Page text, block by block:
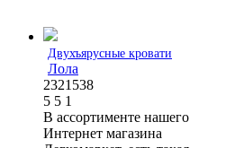
Двухъярусные кровати
Лола
2321538
5 5 1
В ассортименте нашего
Интернет магазина